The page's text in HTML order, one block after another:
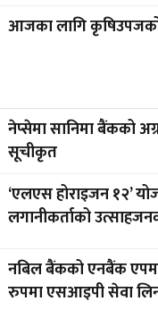
आजका लागि
नेप्सेमा सानिमा बैंकको
सूचीकृत
‘एलएस होराइजन १२’
लगानीकर्ताको
नबिल बैंकको एनबैंक
रुपमा एसआइपी सेवा